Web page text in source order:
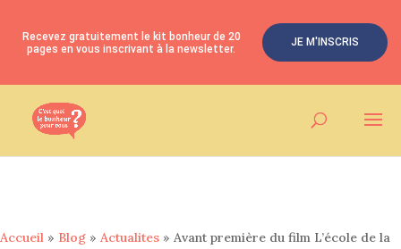
Accueil » Blog » Actualites » Avant première du film L’école de la
Recevez gratuitement le kit bonheur de 20
pages en vous inscrivant à la newsletter.
JE M'INSCRIS